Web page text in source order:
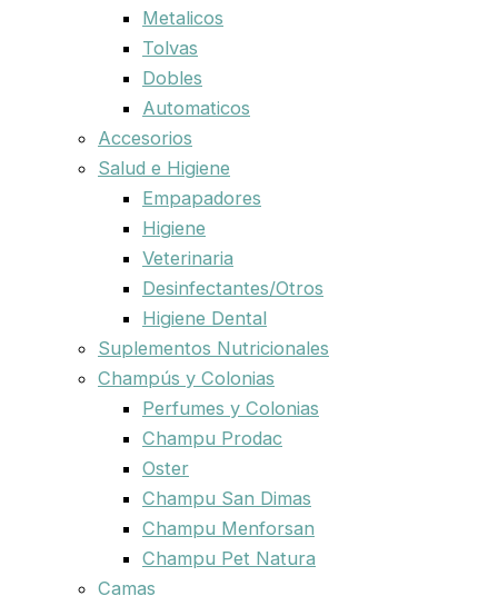
Metalicos
Tolvas
Dobles
Automaticos
Accesorios
Salud e Higiene
Empapadores
Higiene
Veterinaria
Desinfectantes/Otros
Higiene Dental
Suplementos Nutricionales
Champús y Colonias
Perfumes y Colonias
Champu Prodac
Oster
Champu San Dimas
Champu Menforsan
Champu Pet Natura
Camas